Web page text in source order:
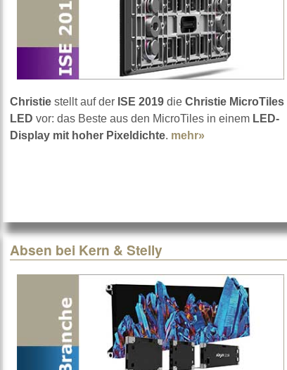
Christie stellt auf der ISE 2019 die Christie MicroTiles
LED vor: das Beste aus den MicroTiles in einem LED-
Display mit hoher Pixeldichte. mehr»
Absen bei Kern & Stelly